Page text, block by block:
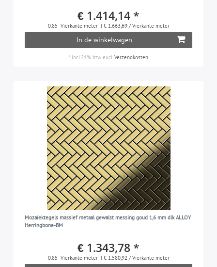
€ 1.414,14 *
0.85 Vierkante meter | € 1.663,69 / Vierkante meter
In de winkelwagen
* incl.21% btw excl.Verzendkosten
Mozaïektegels massief metaal gewalst messing goud 1,6 mm dik ALLOY
Herringbone-BM
€ 1.343,78 *
0.85 Vierkante meter | € 1.580,92 / Vierkante meter